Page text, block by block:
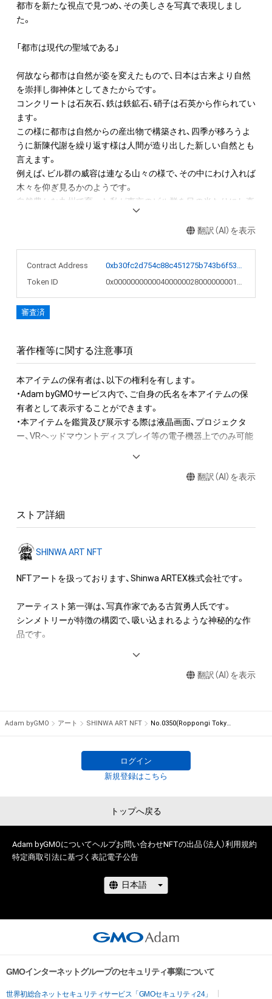
都市を新たな視点で見つめ、その美しさを写真で表現しまし
た。
「都市は現代の聖域である」
何故なら都市は自然が姿を変えたもので、日本は古来より自然
を崇拝し御神体としてきたからです。
コンクリートは石灰石、鉄は鉄鉱石、硝子は石英から作られてい
ます。
この様に都市は自然からの産出物で構築され、四季が移ろうよ
うに新陳代謝を繰り返す様は人間が造り出した新しい自然とも
言えます。
例えば、ビル群の威容は連なる山々の様で、その中にわけ入れば
木々を仰ぎ見るかのようです。
自然豊かな九州で育った私が東京のビル群を目の当たりにし直
感したのは、九州には「自然が作った美しいもの」があるが、東
京には「人間が造った美しいもの」があるということです。
けられたのは都市と自然に畏怖を感じる信仰心とそれを可視化
したい欲望によるものでした。
この作品は上京当時に、私的な聖域を作る目的で制作を始めま
の世界に浸り、世界中の美術館のウェブサイトでアート作品を
また、外に出れば東京はどこまで行っても途切れず延々と都会
が続き、止まる事無く変化し続ける姿は万華鏡のようでした。
仮想世界と現実世界の両方に魅了されながらも、都会での生活
は様々な負担が大きく心身共に疲弊した為、自分を保ち癒す為
る事でした。
洋の東西を問わず古くから人間の信仰や祈りが集まる場所には
神社、寺、モスク、教会、ピラミッドに至るまで様々です。
を作るのは時代と地域を越えて世界共通です。
このように自己と日本を想い、ローカルを突き詰めていく中で
グローバルに至る道筋が見えたのは、この作品の大きな収穫で
この作品群が今後多くの方に受け入れられる様、文明文化の学
翻訳（AI）を表示
Contract Address
0xb30fc2d754c88c451275b743b6f530f19f643683
Token ID
0x00000000000400000028000000001996
審査済
著作権等に関する注意事項
本アイテムの保有者は、以下の権利を有します。
・Adam byGMOサービス内で、ご自身の氏名を本アイテムの保
有者として表示することができます。
・本アイテムを鑑賞及び展示する際は液晶画面、プロジェクタ
ー、VRヘッドマウントディスプレイ等の電子機器上でのみ可能
R LM OIS WR」
相談ください。
本アイテムに関する注意事項
・本アイテムを複製することはできません。
・本アイテムを印刷やその他の方法で物理的な媒体への出力を
一切禁じます。
・本アイテムの知的財産権（著作権、特許権、実用新案権、商標
て保護されています。そのため、本アイテムを保有していたと
しても、本アイテムの知的財産権を有することを意味しませ
侵害するおそれのある行為 (改変、公開、配布を含みますが、こ
・本アイテムの購入、売却および利用に関して、購入者、売却者、
保有者、その他第三者が損害を被った場合、その損害がいかなる
社は、何らの法的責任も負わないものとします。
このアイテムに関するお問い合わせ先
nft-info@shinwa-artex.com
翻訳（AI）を表示
ストア詳細
SHINWA ART NFT
NFTアートを扱っております、Shinwa ARTEX株式会社です。
アーティスト第一弾は、写真作家である古賀勇人氏です。
シンメトリーが特徴の構図で、吸い込まれるような神秘的な作
品です。
2007年 文化服装学院二部服装科卒業
デザインを学ぶ過程で、美術への関心が高まり2005年文化学院
ぶ。絵画や服飾による作品制作を行う中でデジタルカメラとの
出会いが契機となり写真撮影を始める。
合わせる方法に出会った2005年からシンメトリーの作品を制
持つ根源的な造形感覚である。」と語り、近年では、日本古来の
翻訳（AI）を表示
Adam byGMO アート SHINWA ART NFT No.0350(Roppongi Tokyo Japan)
ログイン
新規登録はこちら
トップへ戻る
Adam byGMOについてヘルプお問い合わせNFTの出品（法人）利用規約
特定商取引法に基づく表記電子公告
GMOインターネットグループのセキュリティ事業について
世界初総合ネットセキュリティサービス「GMOセキュリティ24」